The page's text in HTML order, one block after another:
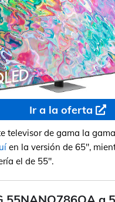
Ir a la oferta
televisor de gama la
en la versión de 65",
el de 55".